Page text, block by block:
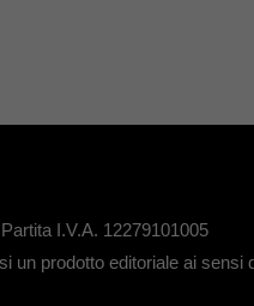
I.V.A. 12279101005
un prodotto editoriale ai sensi